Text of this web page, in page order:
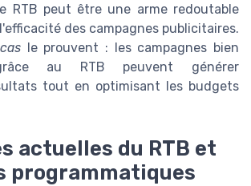
RTB peut être une arme redoutable
des campagnes publicitaires.
le prouvent : les campagnes bien
au RTB peuvent générer
tout en optimisant les budgets
actuelles du RTB et
programmatiques